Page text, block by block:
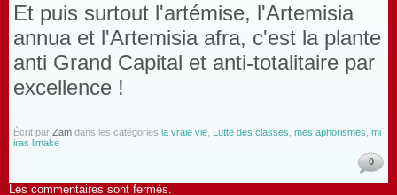
Et puis surtout l'artémise, l'Artemisia
annua et l'Artemisia afra, c'est la plante
anti Grand Capital et anti-totalitaire par
excellence !
Écrit par Zam dans les catégories la vraie vie Lutte des classes mes aphorismes mi
iras limake
0
Les commentaires sont fermés.